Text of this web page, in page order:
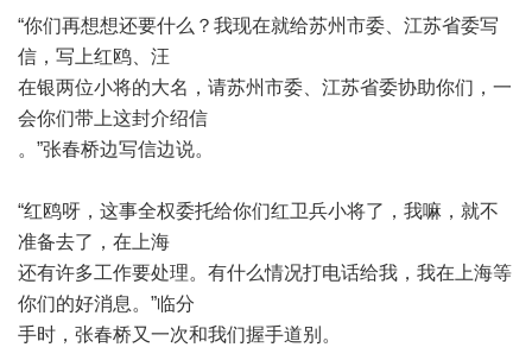
“你们再想想还要什么？我现在就给苏州市委、江苏省委写
信，写上红鸥、汪
在银两位小将的大名，请苏州市委、江苏省委协助你们，一
会你们带上这封介绍信
。 ”张春桥边写信边说。
“红鸥呀，这事全权委托给你们红卫兵小将了，我嘛，就不
准备去了，在上海
还有许多工作要处理。有什么情况打电话给我，我在上海等
你们的好消息。 ”临分
手时，张春桥又一次和我们握手道别。